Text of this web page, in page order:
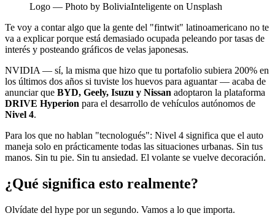
Logo — Photo by BoliviaInteligente on Unsplash
Te voy a contar algo que la gente del "fintwit" latinoamericano no te
va a explicar porque está demasiado ocupada peleando por tasas de
interés y posteando gráficos de velas japonesas.
NVIDIA — sí, la misma que hizo que tu portafolio subiera 200% en
los últimos dos años si tuviste los huevos para aguantar — acaba de
anunciar que BYD, Geely, Isuzu y Nissan adoptaron la plataforma
DRIVE Hyperion para el desarrollo de vehículos autónomos de
Nivel 4.
Para los que no hablan "tecnologués": Nivel 4 significa que el auto
maneja solo en prácticamente todas las situaciones urbanas. Sin tus
manos. Sin tu pie. Sin tu ansiedad. El volante se vuelve decoración.
¿Qué significa esto realmente?
Olvídate del hype por un segundo. Vamos a lo que importa.